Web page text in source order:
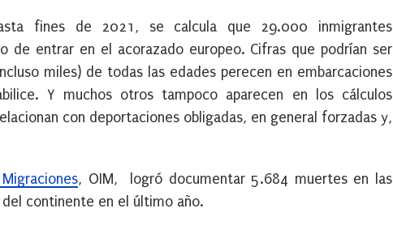
fines de 2021, se calcula que 29.000 inmigrantes
de entrar en el acorazado europeo. Cifras que podrían ser
miles) de todas las edades perecen en embarcaciones
Y muchos otros tampoco aparecen en los cálculos
con deportaciones obligadas, en general forzadas y,
, OIM, logró documentar 5.684 muertes en las
continente en el último año.